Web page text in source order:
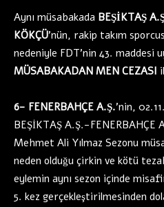
Aynı müsabakada BEŞİKTAŞ
KÖKÇÜ’nün, rakip takım
nedeniyle FDT’nin 43. maddesi
MÜSABAKADAN MEN CEZASI
6- FENERBAHÇE A.Ş.’nin,
BEŞİKTAŞ A.Ş.-FENERBAHÇE
Mehmet Ali Yılmaz Sezonu
neden olduğu çirkin ve kötü
eylemin aynı sezon içinde
5. kez gerçekleştirilmesinden